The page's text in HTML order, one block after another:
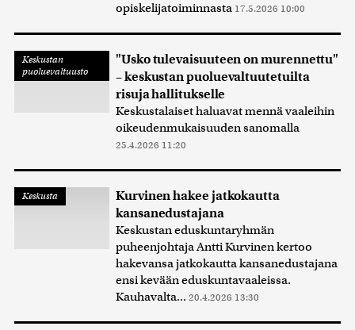
opiskelijatoiminnasta 17.5.2026 10:00
Keskustan
puoluevaltuusto
"Usko tulevaisuuteen on murennettu"
– keskustan puoluevaltuutetuilta
risuja hallitukselle
Keskustalaiset haluavat mennä vaaleihin
oikeudenmukaisuuden sanomalla
25.4.2026 11:20
Keskusta
Kurvinen hakee jatkokautta
kansanedustajana
Keskustan eduskuntaryhmän
puheenjohtaja Antti Kurvinen kertoo
hakevansa jatkokautta kansanedustajana
ensi kevään eduskuntavaaleissa.
Kauhavalta... 20.4.2026 13:30